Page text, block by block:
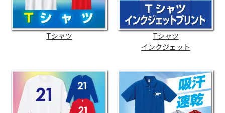
Tシャツ
Tシャツ
インクジェット